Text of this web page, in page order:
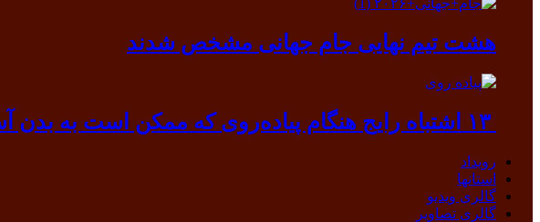
هشت تیم نهایی جام جهانی مشخص شدند
۱۳ اشتباه رایج هنگام پیاده‌روی که ممکن است به بدن آسیب بزند
رویداد
استانها
گالری ویدیو
گالری تصاویر